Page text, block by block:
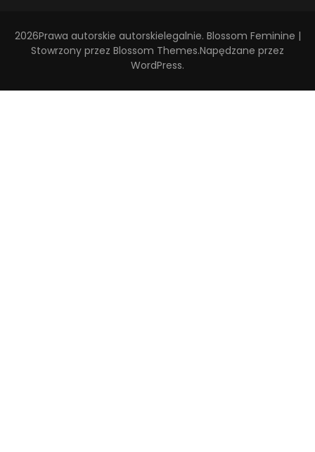
2026Prawa autorskie autorskielegalnie. Blossom Feminine |
Stowrzony przez Blossom Themes.Napędzane przez
WordPress.